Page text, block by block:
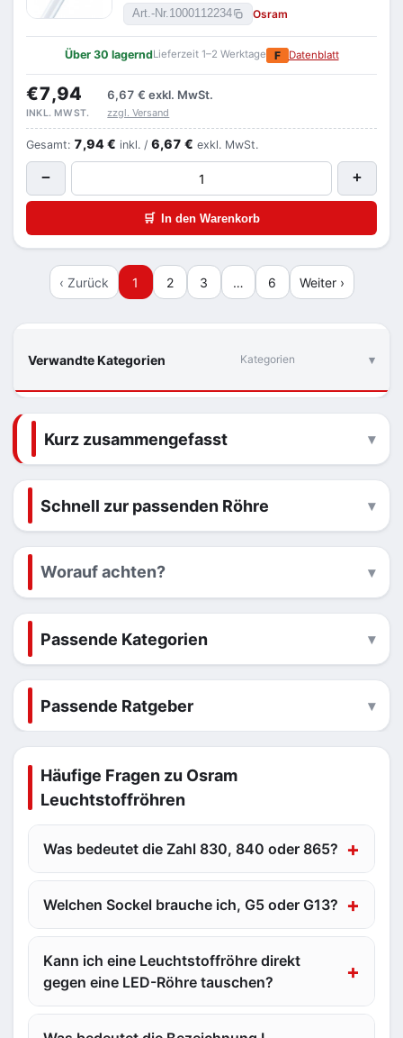
Verwandte Kategorien Kategorien
Art.-Nr.1000112234 Osram
Über 30 lagerndLieferzeit 1–2 Werktage F Datenblatt
€7,94 6,67 € exkl. MwSt.
INKL. MWST. zzgl. Versand
Gesamt: 7,94 € inkl. / 6,67 € exkl. MwSt.
− +
🛒 In den Warenkorb
‹ Zurück 1 2 3 … 6 Weiter ›
Kurz zusammengefasst
Schnell zur passenden Röhre
Worauf achten?
Passende Kategorien
Passende Ratgeber
Häufige Fragen zu Osram
Leuchtstoffröhren
Was bedeutet die Zahl 830, 840 oder 865?
Welchen Sockel brauche ich, G5 oder G13?
Kann ich eine Leuchtstoffröhre direkt
gegen eine LED-Röhre tauschen?